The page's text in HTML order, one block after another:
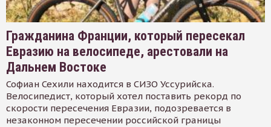
Гражданина Франции, который пересекал
Евразию на велосипеде, арестовали на
Дальнем Востоке
Софиан Сехили находится в СИЗО Уссурийска.
Велосипедист, который хотел поставить рекорд по
скорости пересечения Евразии, подозревается в
незаконном пересечении российской границы